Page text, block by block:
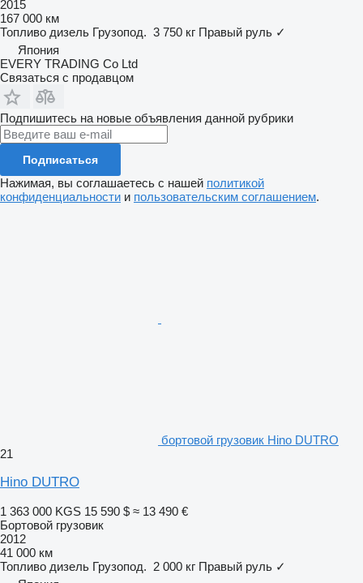
2015
167 000 км
Топливо дизель Грузопод. 3 750 кг Правый руль ✓
Япония
EVERY TRADING Co Ltd
Связаться с продавцом
Подпишитесь на новые объявления данной рубрики
Подписаться
Нажимая, вы соглашаетесь с нашей политикой
конфиденциальности и пользовательским соглашением.
бортовой грузовик Hino DUTRO
21
Hino DUTRO
1 363 000 KGS 15 590 $ ≈ 13 490 €
Бортовой грузовик
2012
41 000 км
Топливо дизель Грузопод. 2 000 кг Правый руль ✓